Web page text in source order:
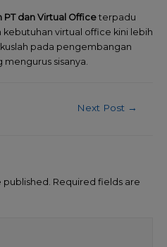
PT dan Virtual Office terpadu
kebutuhan virtual office kini lebih
pada pengembangan
mengurus sisanya.
Next Post →
published. Required fields are